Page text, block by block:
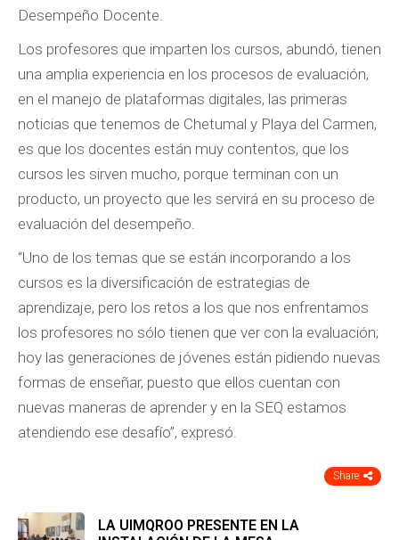
Desempeño Docente.
Los profesores que imparten los cursos, abundó, tienen
una amplia experiencia en los procesos de evaluación,
en el manejo de plataformas digitales, las primeras
noticias que tenemos de Chetumal y Playa del Carmen,
es que los docentes están muy contentos, que los
cursos les sirven mucho, porque terminan con un
producto, un proyecto que les servirá en su proceso de
evaluación del desempeño.
“Uno de los temas que se están incorporando a los
cursos es la diversificación de estrategias de
aprendizaje, pero los retos a los que nos enfrentamos
los profesores no sólo tienen que ver con la evaluación;
hoy las generaciones de jóvenes están pidiendo nuevas
formas de enseñar, puesto que ellos cuentan con
nuevas maneras de aprender y en la SEQ estamos
atendiendo ese desafío”, expresó.
Share
LA UIMQROO PRESENTE EN LA